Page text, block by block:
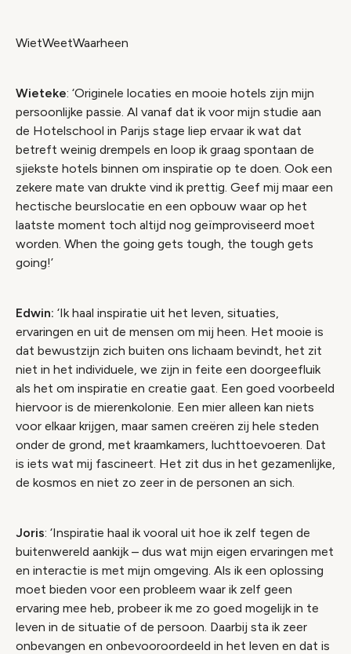
WietWeetWaarheen
Wieteke: ‘Originele locaties en mooie hotels zijn mijn
persoonlijke passie. Al vanaf dat ik voor mijn studie aan
de Hotelschool in Parijs stage liep ervaar ik wat dat
betreft weinig drempels en loop ik graag spontaan de
sjiekste hotels binnen om inspiratie op te doen. Ook een
zekere mate van drukte vind ik prettig. Geef mij maar een
hectische beurslocatie en een opbouw waar op het
laatste moment toch altijd nog geïmproviseerd moet
worden. When the going gets tough, the tough gets
going!’
Edwin: ‘Ik haal inspiratie uit het leven, situaties,
ervaringen en uit de mensen om mij heen. Het mooie is
dat bewustzijn zich buiten ons lichaam bevindt, het zit
niet in het individuele, we zijn in feite een doorgeefluik
als het om inspiratie en creatie gaat. Een goed voorbeeld
hiervoor is de mierenkolonie. Een mier alleen kan niets
voor elkaar krijgen, maar samen creëren zij hele steden
onder de grond, met kraamkamers, luchttoevoeren. Dat
is iets wat mij fascineert. Het zit dus in het gezamenlijke,
de kosmos en niet zo zeer in de personen an sich.
Joris: ‘Inspiratie haal ik vooral uit hoe ik zelf tegen de
buitenwereld aankijk – dus wat mijn eigen ervaringen met
en interactie is met mijn omgeving. Als ik een oplossing
moet bieden voor een probleem waar ik zelf geen
ervaring mee heb, probeer ik me zo goed mogelijk in te
leven in de situatie of de persoon. Daarbij sta ik zeer
onbevangen en onbevooroordeeld in het leven en dat is